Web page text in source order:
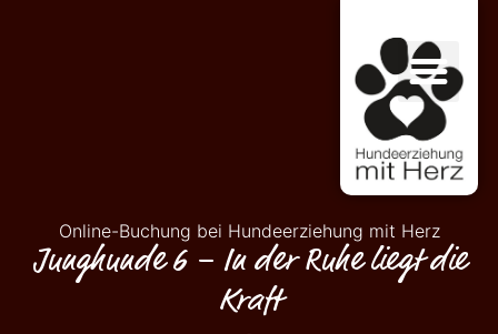
Online-Buchung bei Hundeerziehung mit Herz
Junghunde 6 – In der Ruhe liegt die
Kraft